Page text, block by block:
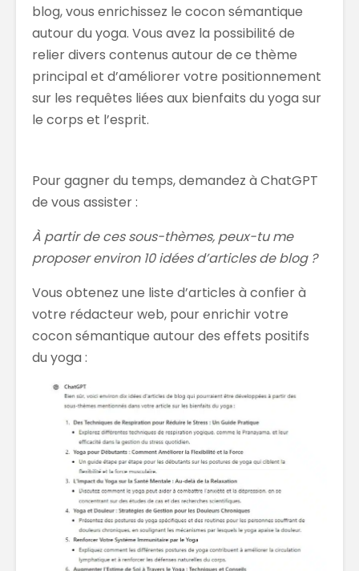
blog, vous enrichissez le cocon sémantique
autour du yoga. Vous avez la possibilité de
relier divers contenus autour de ce thème
principal et d’améliorer votre positionnement
sur les requêtes liées aux bienfaits du yoga sur
le corps et l’esprit.
Pour gagner du temps, demandez à ChatGPT
de vous assister :
À partir de ces sous-thèmes, peux-tu me
proposer environ 10 idées d’articles de blog ?
Vous obtenez une liste d’articles à confier à
votre rédacteur web, pour enrichir votre
cocon sémantique autour des effets positifs
du yoga :